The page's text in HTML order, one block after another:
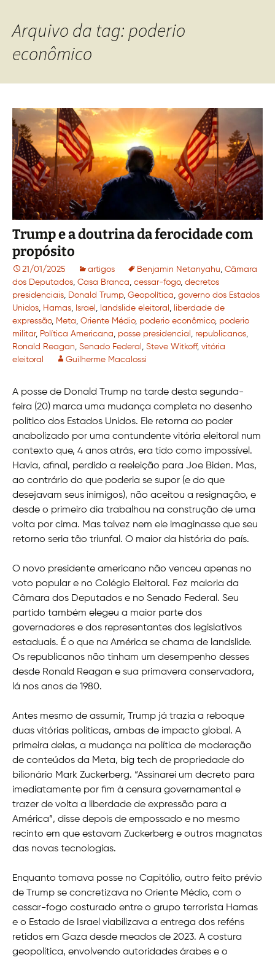
Arquivo da tag: poderio
econômico
Trump e a doutrina da ferocidade com
propósito
21/01/2025 artigos Benjamin Netanyahu, Câmara
dos Deputados, Casa Branca, cessar-fogo, decretos
presidenciais, Donald Trump, Geopolítica, governo dos Estados
Unidos, Hamas, Israel , landslide eleitoral , liberdade de
expressão, Meta, Oriente Médio, poderio econômico, poderio
militar, Política Americana, posse presidencial , republicanos,
Ronald Reagan, Senado Federal , Steve Witkoff, vitória
eleitoral
Guilherme Macalossi
A posse de Donald Trump na tarde desta segunda-
feira (20) marca uma mudança completa no desenho
político dos Estados Unidos. Ele retorna ao poder
anabolizado por uma contundente vitória eleitoral num
contexto que, 4 anos atrás, era tido como impossível.
Havia, afinal, perdido a reeleição para Joe Biden. Mas,
ao contrário do que poderia se supor (e do que
desejavam seus inimigos), não aceitou a resignação, e
desde o primeiro dia trabalhou na construção de uma
volta por cima. Mas talvez nem ele imaginasse que seu
retorno seria tão triunfal. O maior da história do país.
O novo presidente americano não venceu apenas no
voto popular e no Colégio Eleitoral. Fez maioria da
Câmara dos Deputados e no Senado Federal. Seu
partido também elegeu a maior parte dos
governadores e dos representantes dos legislativos
estaduais. É o que na América se chama de landslide.
Os republicanos não tinham um desempenho desses
desde Ronald Reagan e sua primavera conservadora,
lá nos anos de 1980.
Antes mesmo de assumir, Trump já trazia a reboque
duas vitórias políticas, ambas de impacto global. A
primeira delas, a mudança na política de moderação
de conteúdos da Meta, big tech de propriedade do
bilionário Mark Zuckerberg. “Assinarei um decreto para
imediatamente por fim à censura governamental e
trazer de volta a liberdade de expressão para a
América”, disse depois de empossado e no mesmo
recinto em que estavam Zuckerberg e outros magnatas
das novas tecnologias.
Enquanto tomava posse no Capitólio, outro feito prévio
de Trump se concretizava no Oriente Médio, com o
cessar-fogo costurado entre o grupo terrorista Hamas
e o Estado de Israel viabilizava a entrega dos reféns
retidos em Gaza desde meados de 2023. A costura
geopolítica, envolvendo autoridades árabes e o